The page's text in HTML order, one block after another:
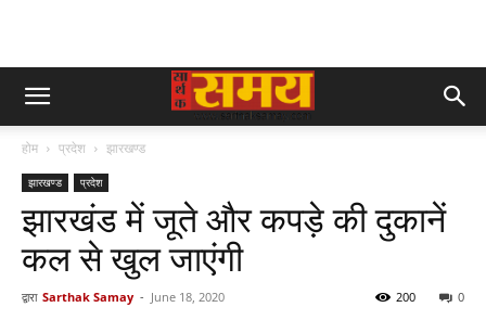
होम प्रदेश झारखण्ड
झारखण्ड प्रदेश
झारखंड में जूते और कपड़े की दुकानें
कल से खुल जाएंगी
द्वारा Sarthak Samay - June 18, 2020 0
200